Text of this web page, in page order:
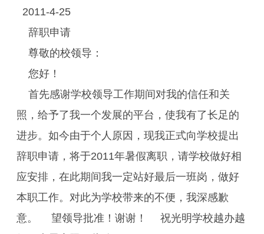
2011-4-25
辞职申请
尊敬的校领导：
您好！
首先感谢学校领导工作期间对我的信任和关
照，给予了我一个发展的平台，使我有了长足的
进步。如今由于个人原因，现我正式向学校提出
辞职申请，将于2011年暑假离职，请学校做好相
应安排，在此期间我一定站好最后一班岗，做好
本职工作。对此为学校带来的不便，我深感歉
意。 望领导批准！谢谢！ 祝光明学校越办越